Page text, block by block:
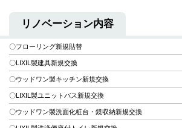
リノベーション内容
〇フローリング新規貼替
〇LIXIL製建具新規交換
〇ウッドワン製キッチン新規交換
〇LIXIL製ユニットバス新規交換
〇ウッドワン製洗面化粧台・鏡収納新規交換